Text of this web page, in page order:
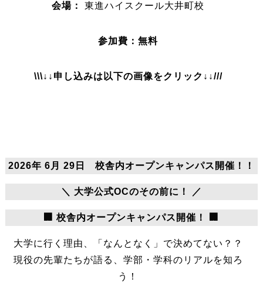
会場： 東進ハイスクール大井町校
参加費：無料
\\\↓↓申し込みは以下の画像をクリック↓↓///
2026年 6月 29日 校舎内オープンキャンパス開催！！
＼ 大学公式OCのその前に！ ／
🏢 校舎内オープンキャンパス開催！ 🏢
大学に行く理由、「なんとなく」で決めてない？？
現役の先輩たちが語る、学部・学科のリアルを知ろ
う！